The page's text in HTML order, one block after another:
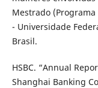
Mestrado (Programa
- Universidade
Brasil.
HSBC. “Annual
Shanghai Banking